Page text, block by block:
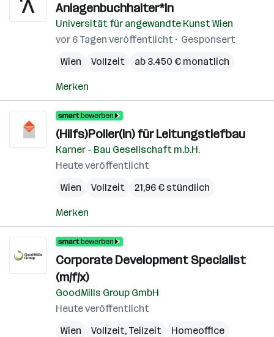
Anlagenbuchhalter*in
Universität für angewandte Kunst Wien
vor 6 Tagen veröffentlicht
Gesponsert
Wien
Vollzeit ab 3.450 € monatlich
Merken
(Hilfs)Polier(in) für Leitungstiefbau
Karner - Bau Gesellschaft m.b.H.
Heute veröffentlicht
Wien
Vollzeit 21,96 € stündlich
Merken
Corporate Development Specialist
(m/f/x)
GoodMills Group GmbH
Heute veröffentlicht
Wien
Vollzeit, Teilzeit
Homeoffice